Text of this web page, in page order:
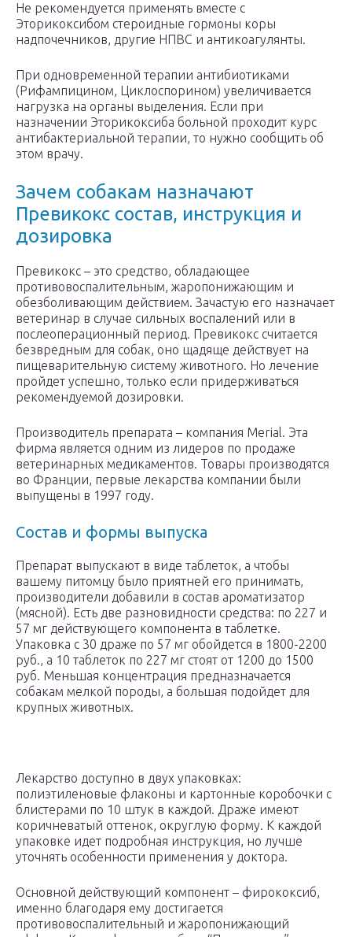
Не рекомендуется применять вместе с
Эторикоксибом стероидные гормоны коры
надпочечников, другие НПВС и антикоагулянты.
При одновременной терапии антибиотиками
(Рифампицином, Циклоспорином) увеличивается
нагрузка на органы выделения. Если при
назначении Эторикоксиба больной проходит курс
антибактериальной терапии, то нужно сообщить об
этом врачу.
Зачем собакам назначают
Превикокс состав, инструкция и
дозировка
Превикокс – это средство, обладающее
противовоспалительным, жаропонижающим и
обезболивающим действием. Зачастую его назначает
ветеринар в случае сильных воспалений или в
послеоперационный период. Превикокс считается
безвредным для собак, оно щадяще действует на
пищеварительную систему животного. Но лечение
пройдет успешно, только если придерживаться
рекомендуемой дозировки.
Производитель препарата – компания Merial. Эта
фирма является одним из лидеров по продаже
ветеринарных медикаментов. Товары производятся
во Франции, первые лекарства компании были
выпущены в 1997 году.
Состав и формы выпуска
Препарат выпускают в виде таблеток, а чтобы
вашему питомцу было приятней его принимать,
производители добавили в состав ароматизатор
(мясной). Есть две разновидности средства: по 227 и
57 мг действующего компонента в таблетке.
Упаковка с 30 драже по 57 мг обойдется в 1800-2200
руб., а 10 таблеток по 227 мг стоят от 1200 до 1500
руб. Меньшая концентрация предназначается
собакам мелкой породы, а большая подойдет для
крупных животных.
Лекарство доступно в двух упаковках:
полиэтиленовые флаконы и картонные коробочки с
блистерами по 10 штук в каждой. Драже имеют
коричневатый оттенок, округлую форму. К каждой
упаковке идет подробная инструкция, но лучше
уточнять особенности применения у доктора.
Основной действующий компонент – фирококсиб,
именно благодаря ему достигается
противовоспалительный и жаропонижающий